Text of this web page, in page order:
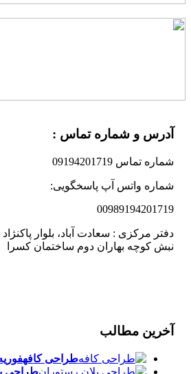
آدرس و شماره تماس :
شماره تماس 09194201719
شماره واتس آپ پاسخگویی:
00989194201719
دفتر مرکزی : سعادت آباد، بلوار پاکنژاد ،
نبش کوچه بهاران دوم ساختمان کسرا
آخرین مطالب
طراحی کافهفوریه 9, 2023 - 11:00 ق.ظ
طراحی